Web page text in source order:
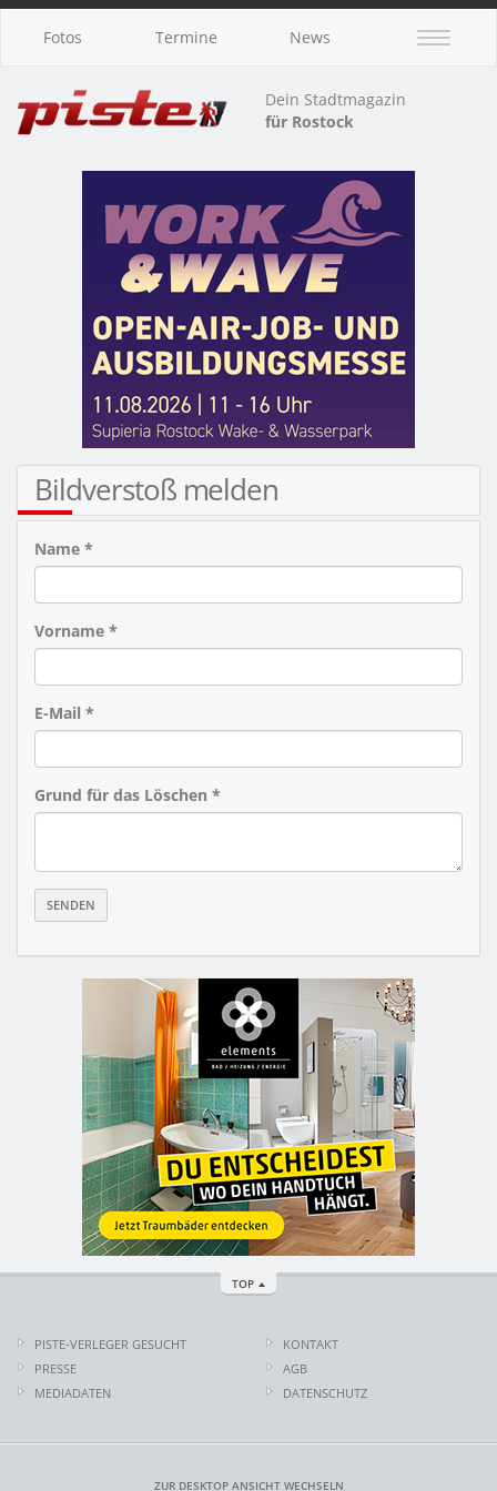
Fotos Termine News
Dein Stadtmagazin
für Rostock
Bildverstoß melden
Name *
Vorname *
E-Mail *
Grund für das Löschen *
TOP
PISTE-VERLEGER GESUCHT
PRESSE
MEDIADATEN
KONTAKT
AGB
DATENSCHUTZ
ZUR DESKTOP ANSICHT WECHSELN